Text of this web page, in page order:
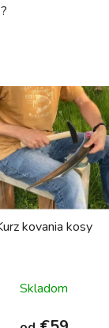
kovania kosy
Skladom